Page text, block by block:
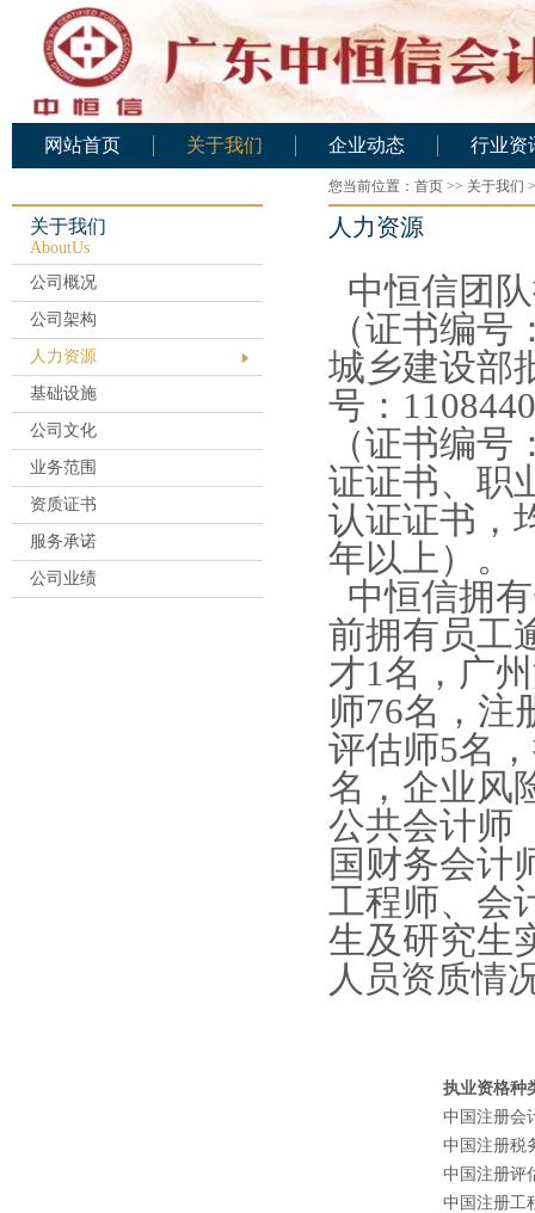
网站首页 关于我们
人力资源
基础设施
公司文化
业务范围
资质证书
服务承诺
公司业绩
企业动态
企业动态
行业资
行业资
关于我们
AboutUs
公司概况
公司架构
人力资源
基础设施
公司文化
业务范围
资质证书
服务承诺
公司业绩
您当前位置： 首页 >> 关于我们
人力资源
中恒信团
（证书编
城乡建设部
号：
（证书编
证证书、职
认证证书，
年以上）。
中恒信拥
前拥有员工
才1名，广
师76名，注
评估师5名
名，企业风
公共会计师
国财务会计
工程师、会
生及研究生
人员资质情
执业资格种
中国注册会
中国注册税
中国注册评
中国注册工